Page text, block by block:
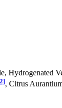
Hydrogenated
, Citrus